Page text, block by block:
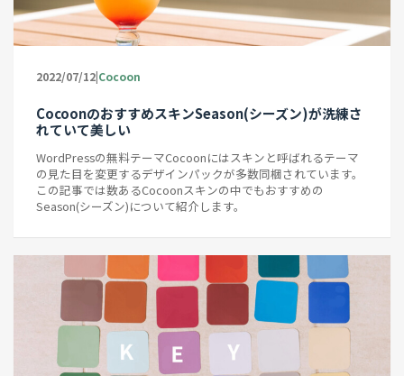
2022/07/12|Cocoon
CocoonのおすすめスキンSeason(シーズン)が洗練さ
れていて美しい
WordPressの無料テーマCocoonにはスキンと呼ばれるテーマ
の見た目を変更するデザインパックが多数同梱されています。
この記事では数あるCocoonスキンの中でもおすすめの
Season(シーズン)について紹介します。